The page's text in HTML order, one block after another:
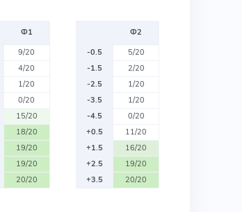
Ф1
9/20
4/20
1/20
0/20
15/20
18/20
19/20
19/20
20/20
Ф2
-0.5
5/20
-1.5
2/20
-2.5
1/20
-3.5
1/20
-4.5
0/20
+0.5
11/20
+1.5
16/20
+2.5
19/20
+3.5
20/20